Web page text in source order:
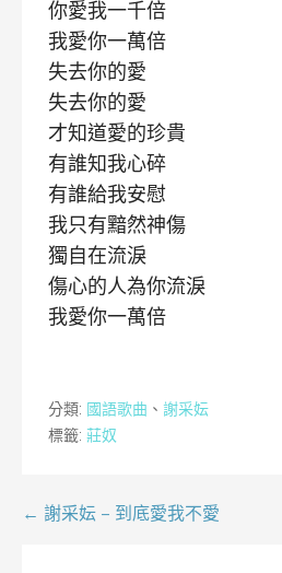
你愛我一千倍
我愛你一萬倍
失去你的愛
失去你的愛
才知道愛的珍貴
有誰知我心碎
有誰給我安慰
我只有黯然神傷
獨自在流淚
傷心的人為你流淚
我愛你一萬倍
分類: 國語歌曲 、 謝采妘
標籤: 莊奴
文← 謝采妘 – 到底愛我不愛